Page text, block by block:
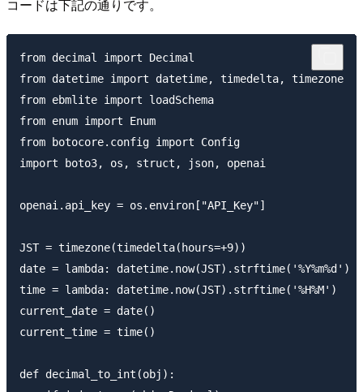
コードは下記の通りです。
from decimal import Decimal
from datetime import datetime, timedelta, timezone
from ebmlite import loadSchema
from enum import Enum
from botocore.config import Config
import boto3, os, struct, json, openai
openai.api_key = os.environ["API_Key"]
JST = timezone(timedelta(hours=+9))
date = lambda: datetime.now(JST).strftime('%Y%m%d')
time = lambda: datetime.now(JST).strftime('%H%M')
current_date = date()
current_time = time()
def decimal_to_int(obj):